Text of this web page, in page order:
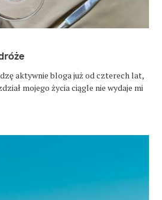
aktywnie bloga już od czterech lat,
mojego życia ciągle nie wydaje mi